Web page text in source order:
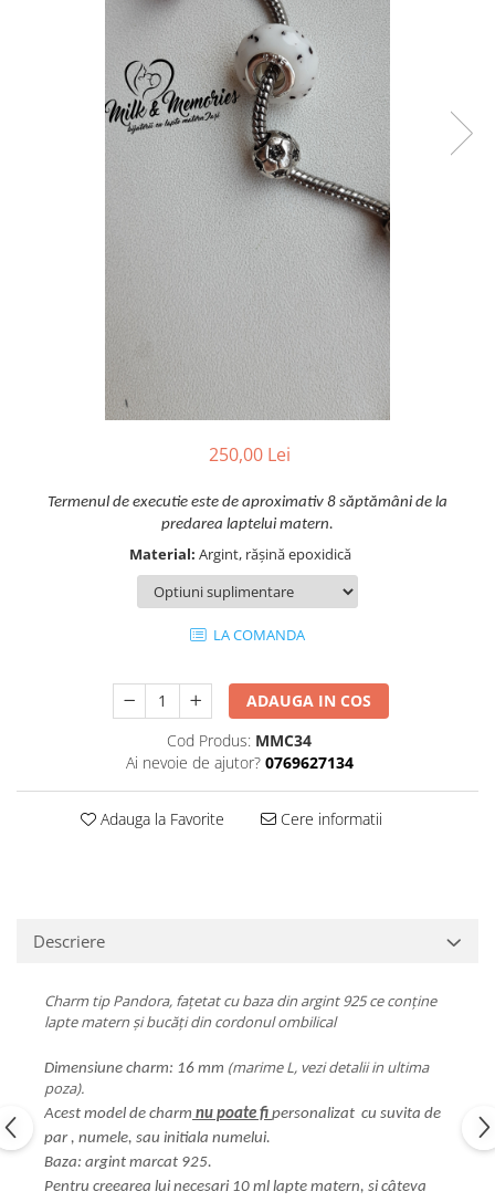
Seturi din argint
250,00 Lei
Termenul de executie este de aproximativ 8 săptămâni de la
predarea laptelui matern.
Material: Argint, rășină epoxidică
LA COMANDA
ADAUGA IN COS
Cod Produs: MMC34
Ai nevoie de ajutor? 0769627134
Adauga la Favorite Cere informatii
Descriere
Charm tip Pandora, fațetat cu baza din argint 925 ce conține
lapte matern și bucăți din cordonul ombilical
Dimensiune charm: 16 mm (marime L, vezi detalii in ultima
poza).
Acest model de charm nu poate fi personalizat cu suvita de
par , numele, sau initiala numelui.
Baza: argint marcat 925.
Pentru creearea lui necesari 10 ml lapte matern, si câteva